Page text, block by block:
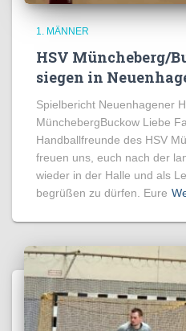
1. MÄNNER
HSV Müncheberg/
siegen in
Spielbericht Neuenhagener
MünchebergBuckow Liebe
Handballfreunde des HSV
freuen uns, euch nach der
wieder in der Halle und als
begrüßen zu dürfen. Eure